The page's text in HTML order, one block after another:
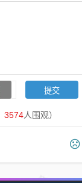
3574人围观）